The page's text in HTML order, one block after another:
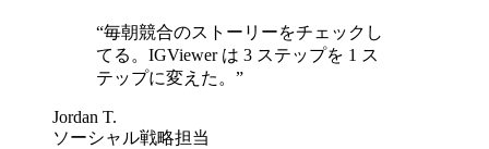
“毎朝競合のストーリーをチェックし
てる。IGViewer は 3 ステップを 1 ス
テップに変えた。 ”
Jordan T.
ソーシャル戦略担当